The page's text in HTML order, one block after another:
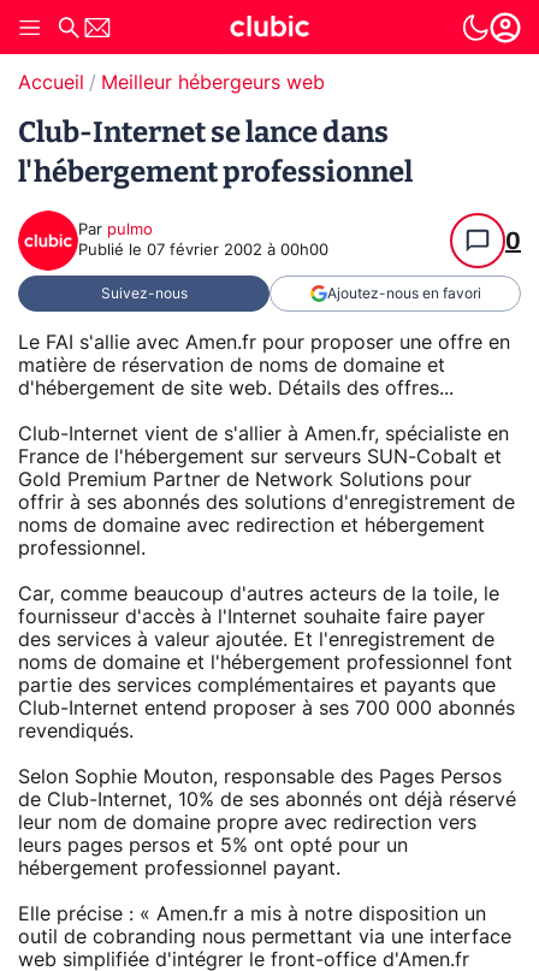
Accueil Meilleur hébergeurs web
Club-Internet se lance dans
l'hébergement professionnel
Par pulmo
Publié le 07 février 2002 à 00h00 0
Suivez-nous Ajoutez-nous en favori
Le FAI s'allie avec Amen.fr pour proposer une offre en
matière de réservation de noms de domaine et
d'hébergement de site web. Détails des offres...
Club-Internet vient de s'allier à Amen.fr, spécialiste en
France de l'hébergement sur serveurs SUN-Cobalt et
Gold Premium Partner de Network Solutions pour
offrir à ses abonnés des solutions d'enregistrement de
noms de domaine avec redirection et hébergement
professionnel.
Car, comme beaucoup d'autres acteurs de la toile, le
fournisseur d'accès à l'Internet souhaite faire payer
des services à valeur ajoutée. Et l'enregistrement de
noms de domaine et l'hébergement professionnel font
partie des services complémentaires et payants que
Club-Internet entend proposer à ses 700 000 abonnés
revendiqués.
Selon Sophie Mouton, responsable des Pages Persos
de Club-Internet, 10% de ses abonnés ont déjà réservé
leur nom de domaine propre avec redirection vers
leurs pages persos et 5% ont opté pour un
hébergement professionnel payant.
Elle précise : « Amen.fr a mis à notre disposition un
outil de cobranding nous permettant via une interface
web simplifiée d'intégrer le front-office d'Amen.fr